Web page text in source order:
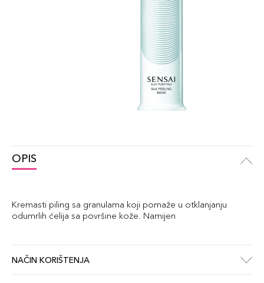
OPIS
Kremasti piling sa granulama koji pomaže u otklanjanju
odumrlih ćelija sa površine kože. Namijen
NAČIN KORIŠTENJA